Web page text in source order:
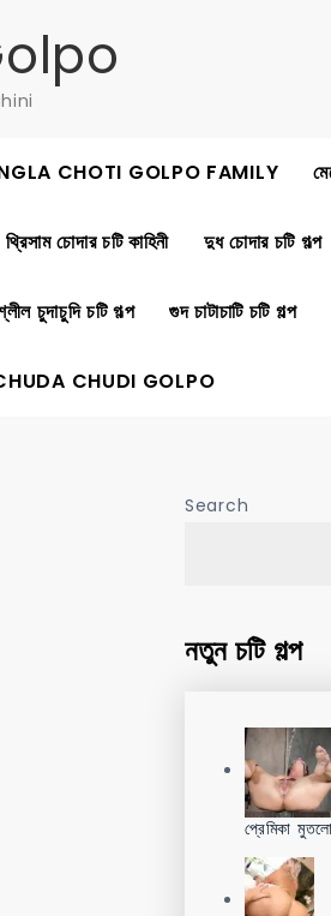
CHOTI GOLPO FAMILY
থ্রিসাম চোদার চটি কাহিনী দুধ চোদার চটি গল্প
চুদাচুদি চটি গল্প গুদ চাটাচাটি চটি গল্প
CHUDI GOLPO
Search
নতুন চটি গল্প
প্রেমিকা